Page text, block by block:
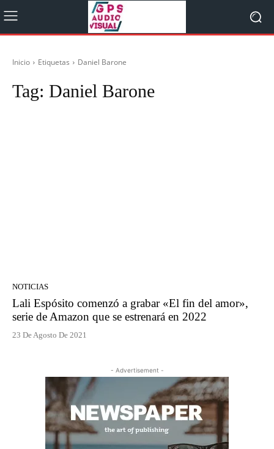
Inicio Etiquetas Daniel Barone
Tag: Daniel Barone
NOTICIAS
Lali Espósito comenzó a grabar «El fin del amor»,
serie de Amazon que se estrenará en 2022
23 De Agosto De 2021
- Advertisement -